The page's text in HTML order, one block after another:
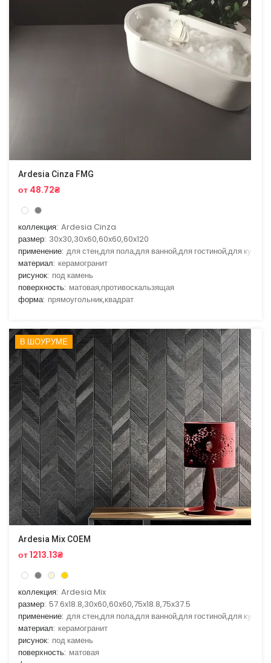
Ardesia Cinza FMG
от 48.72₴
коллекция: Ardesia Cinza
размер: 30x30,30x60,60x60,60x120
применение: для стен,для пола,для ванной,для гостиной,для кухни
материал: керамогранит
рисунок: под камень
поверхность: матовая,противоскальзящая
форма: прямоугольник,квадрат
В ШОУРУМЕ
Ardesia Mix COEM
от 1213.13₴
коллекция: Ardesia Mix
размер: 57.6x18.8,30x60,60x60,75x18.8,75x37.5
применение: для стен,для пола,для ванной,для гостиной,для кухни
материал: керамогранит
рисунок: под камень
поверхность: матовая